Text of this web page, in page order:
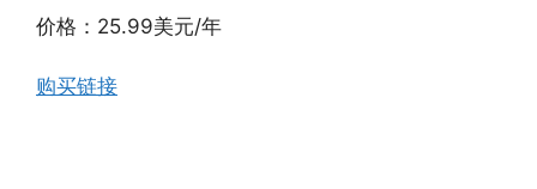
价格：25.99美元/年
购买链接